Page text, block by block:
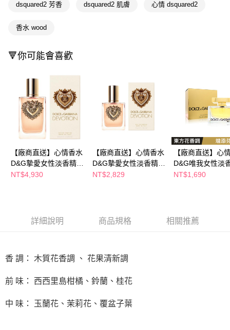
AFTEE先享後付是「在收到商品之後才付款」的支付方式。 讓您購物簡單
１．簡單：不需註冊會員、不需綁卡、不需儲值。
２．便利：只要手機號碼，簡訊認證，即可結帳。
【「AFTEE先享後付」結帳流程】
結帳頁面，進行簡訊認證並確認金額後，即可完成結帳。
２．訂單成立數日內，您將收到繳費通知簡訊。
３．收到繳費通知簡訊後14天內，點擊此簡訊中的連結，可透過四大超商／
ATM／網路銀行／等多元方式進行付款，方視為交易完成。
※ 請注意：結帳手續完成當下不需立刻繳費，但若您需要取消訂單，請聯絡
購買商品的店家。未經商家同意取消之訂單仍視為有效，需透過AFTEE先享
後付繳納相關費用。
※ 交易是否成功請以「AFTEE先享後付 」之結帳頁面顯示為準，若有關於
是否繳費成功／繳費後需取消欲退款等相關疑問，請聯繫「AFTEE先享後付
客戶支援中心」https://netprotections.freshdesk.com/support/home
２．關於個人資料處理事宜，請瀏覽以下網址：
https://aftee.tw/terms/#terms3
任。
４．使用「AFTEE先享後付」時，將依據個別帳號之用戶狀況，依本公司即
請求用戶進行身份認證。
恩沛科技股份有限公司將有權停止該用戶之使用額度並採取法律行動。
運送方式
宅配(廠商直送🚚)
宅配(離島廠商直送🚚)
dsquared2 芳香 dsquared2 肌膚 心情 dsquared2
香水 wood
🔻你可能會喜歡
【廠商直送】心情香水
D&G摯愛女性淡香精
100ml
NT$4,930
【廠商直送】心情香水
D&G摯愛女性淡香精
50ml
NT$2,829
【廠商直送】心
D&G唯我女性淡
75ml
NT$1,690
詳細說明 商品規格 相關推薦
香 調： 木質花香調 、 花果清新調
前 味： 西西里島柑橘、鈴蘭、桂花
中 味： 玉蘭花、茉莉花、覆盆子葉